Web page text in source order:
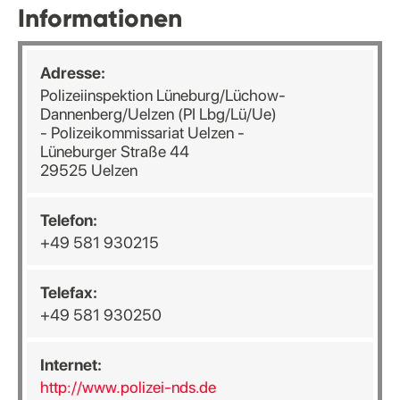
Informationen
Adresse:
Polizeiinspektion Lüneburg/Lüchow-
Dannenberg/Uelzen (PI Lbg/Lü/Ue)
- Polizeikommissariat Uelzen -
Lüneburger Straße 44
29525 Uelzen
Telefon:
+49 581 930215
Telefax:
+49 581 930250
Internet:
http://www.polizei-nds.de